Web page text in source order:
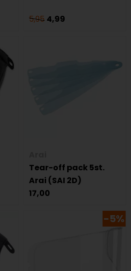
5,95 4,99
Tear-off pack 5st.
Arai (SAI 2D)
17,00
-5%